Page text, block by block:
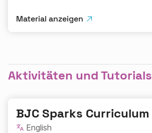
Material anzeigen
Aktivitäten und Tutorials
BJC Sparks Curriculum
English